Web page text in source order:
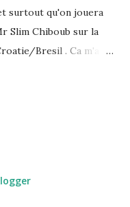
surtout qu'on jouera
Slim Chiboub sur la
Bresil . Ca m'a
d'ailleurs a quoi
Marbouha !